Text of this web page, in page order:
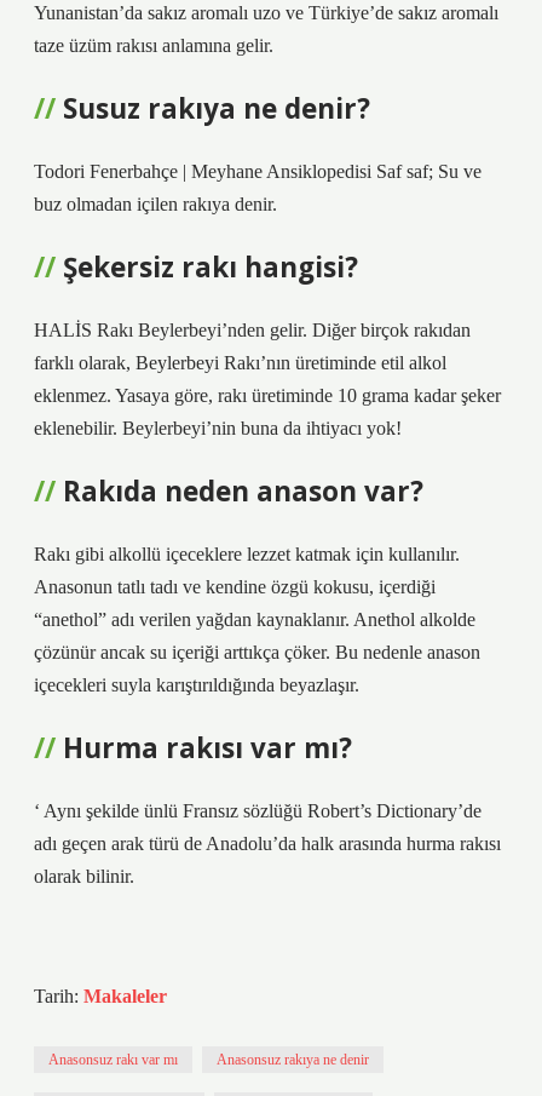
Yunanistan’da sakız aromalı uzo ve Türkiye’de sakız aromalı
taze üzüm rakısı anlamına gelir.
Susuz rakıya ne denir?
Todori Fenerbahçe | Meyhane Ansiklopedisi Saf saf; Su ve
buz olmadan içilen rakıya denir.
Şekersiz rakı hangisi?
HALİS Rakı Beylerbeyi’nden gelir. Diğer birçok rakıdan
farklı olarak, Beylerbeyi Rakı’nın üretiminde etil alkol
eklenmez. Yasaya göre, rakı üretiminde 10 grama kadar şeker
eklenebilir. Beylerbeyi’nin buna da ihtiyacı yok!
Rakıda neden anason var?
Rakı gibi alkollü içeceklere lezzet katmak için kullanılır.
Anasonun tatlı tadı ve kendine özgü kokusu, içerdiği
“anethol” adı verilen yağdan kaynaklanır. Anethol alkolde
çözünür ancak su içeriği arttıkça çöker. Bu nedenle anason
içecekleri suyla karıştırıldığında beyazlaşır.
Hurma rakısı var mı?
‘ Aynı şekilde ünlü Fransız sözlüğü Robert’s Dictionary’de
adı geçen arak türü de Anadolu’da halk arasında hurma rakısı
olarak bilinir.
Tarih: Makaleler
Anasonsuz rakı var mı Anasonsuz rakıya ne denir